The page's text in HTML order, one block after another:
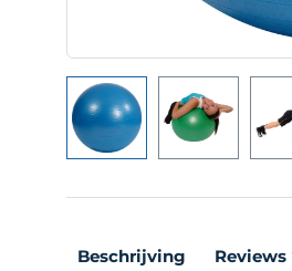
Beschrijving Reviews